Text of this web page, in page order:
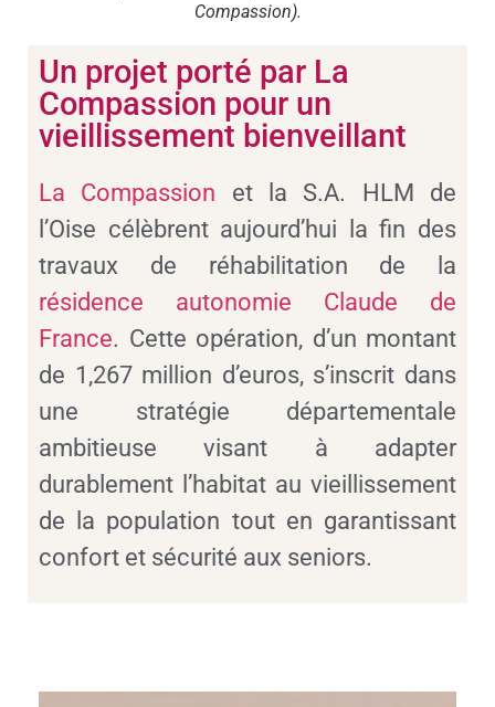
Compassion).
Un projet porté par La
Compassion pour un
vieillissement bienveillant
La Compassion et la S.A. HLM de
l’Oise célèbrent aujourd’hui la fin des
travaux de réhabilitation de la
résidence autonomie Claude de
France. Cette opération, d’un montant
de 1,267 million d’euros, s’inscrit dans
une stratégie départementale
ambitieuse visant à adapter
durablement l’habitat au vieillissement
de la population tout en garantissant
confort et sécurité aux seniors.